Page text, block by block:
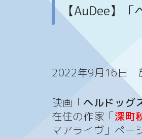
【AuDee】
2022年9月16日
映画「ヘルドッグ
在住の作家「深町
マアライヴ」ペー